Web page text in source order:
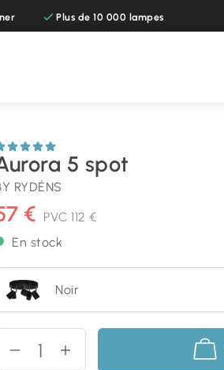
Plus de 10 000 lampes
5 spot
RYDÉNS
€ PVC112 €
En stock
Noir